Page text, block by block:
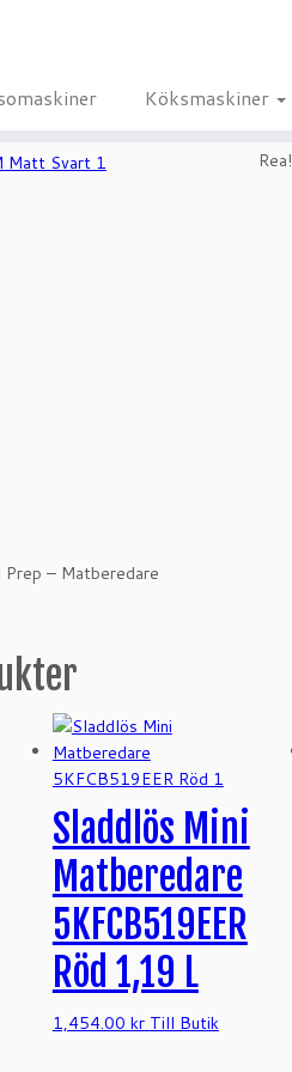
Köksmaskiner
Rea!
– Matberedare
Sladdlös Mini
Matberedare
5KFCB519EER
Röd 1,19 L
1,454.00 kr Till Butik